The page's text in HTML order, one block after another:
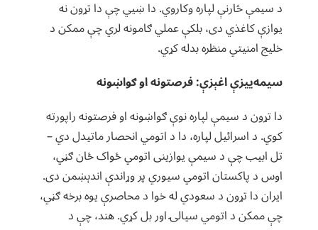
د سیمې څارنې لپاره وکاروي. دا ښیي چې دا تړون نه
یوازې کاغذي دی، بلکې عملي ګامونه لري چې ممکن د
خليج امنیتي منظره بدله کړي.
سیمه‌ییزې اغېزې: فرصتونه او ګواښونه
دا تړون د سیمې لپاره نوې ګواښونه او فرصتونه راپورته
کوي. د اسرائیل لپاره، دا د اتومي انحصار ماتیدل دي –
تل ابیب چې د سیمې یوازینی اتومي ځواک ځان ګڼي،
اوس د پاکستان اتومي سیوري پر وړاندې اندېښمن دی.
ایران دا تړون د سعودي له خوا د محاصرې یوه برخه ګڼي،
چې ممکن د اتومي سیالۍ اور بل کړي. هند، چې د